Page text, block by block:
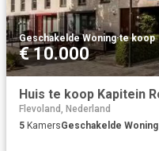
Geschakelde Woning·te koop
€ 10.000
Flevoland, Nederland
5 KamersGeschakelde Woning